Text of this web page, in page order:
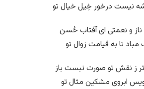
نیست درخور خِیل خیال تو
ناز و نعمتی ای آفتاب حُسن
مباد تا به قیامت زوال تو
ز نقش تو صورت نبست باز
ابروی مشکین مثال تو